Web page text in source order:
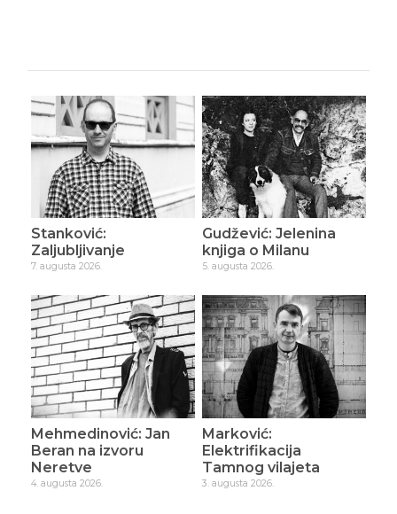
Stanković:
Zaljubljivanje
7. augusta 2026.
Gudžević: Jelenina
knjiga o Milanu
5. augusta 2026.
Mehmedinović: Jan
Beran na izvoru
Neretve
4. augusta 2026.
Marković:
Elektrifikacija
Tamnog vilajeta
3. augusta 2026.